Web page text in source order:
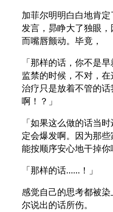
加菲尔明明白白地肯
发言，昴睁大了独眼
而嘴唇颤动。毕竟，
「那样的话，你不是
监禁的时候，不对，
治疗只是放着不管的
啊！？」
「如果这么做的话当
定会爆发啊。因为那
能按顺序安心地干掉你
「那样的话……！」
感觉自己的思考都被
尔说出的话所伤。